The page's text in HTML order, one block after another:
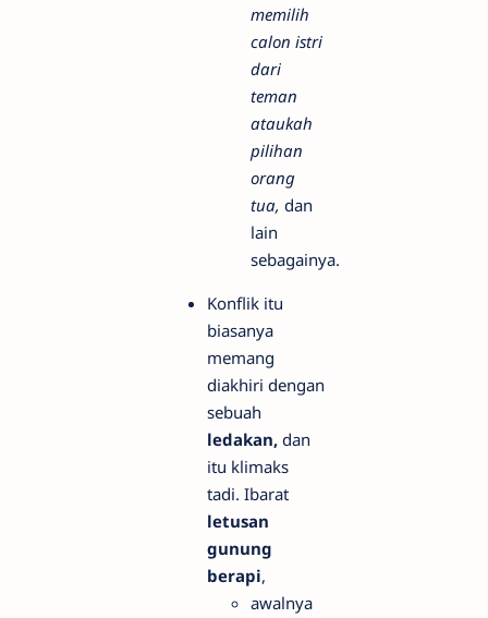
memilih
calon istri
dari
teman
ataukah
pilihan
orang
tua, dan
lain
sebagainya.
Konflik itu
biasanya
memang
diakhiri dengan
sebuah
ledakan, dan
itu klimaks
tadi. Ibarat
letusan
gunung
berapi,
awalnya